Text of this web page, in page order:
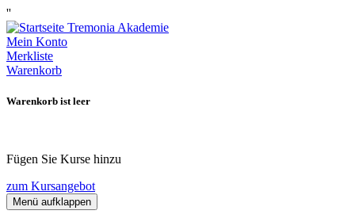
''
Mein Konto
Merkliste
Warenkorb
Warenkorb ist leer
Fügen Sie Kurse hinzu
zum Kursangebot
Menü aufklappen